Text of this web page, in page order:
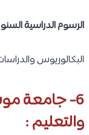
الرسوم الدراسية
البكالوريوس والدراسات العليا :
6- جامعة
والتعليم :